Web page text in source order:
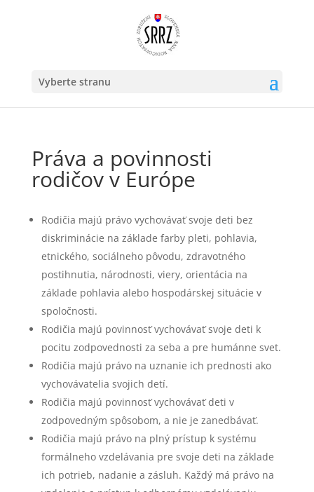
Vyberte stranu
Práva a povinnosti
rodičov v Európe
Rodičia majú právo vychovávať svoje deti bez
diskriminácie na základe farby pleti, pohlavia,
etnického, sociálneho pôvodu, zdravotného
postihnutia, národnosti, viery, orientácia na
základe pohlavia alebo hospodárskej situácie v
spoločnosti.
Rodičia majú povinnosť vychovávať svoje deti k
pocitu zodpovednosti za seba a pre humánne svet.
Rodičia majú právo na uznanie ich prednosti ako
vychovávatelia svojich detí.
Rodičia majú povinnosť vychovávať deti v
zodpovedným spôsobom, a nie je zanedbávať.
Rodičia majú právo na plný prístup k systému
formálneho vzdelávania pre svoje deti na základe
ich potrieb, nadanie a zásluh. Každý má právo na